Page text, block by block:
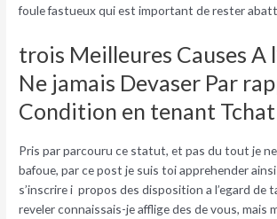
foule fastueux qui est important de rester
trois Meilleures Causes A
Ne jamais Devaser Par
Condition en tenant Tchat
Pris par parcouru ce statut, et pas du tout je
bafoue, par ce post je suis toi apprehender
s’inscrire i propos des disposition a l’egard de
reveler connaissais-je afflige des de vous, mais